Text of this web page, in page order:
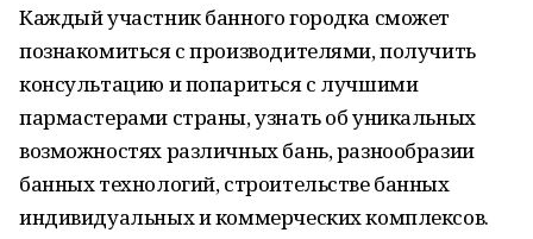
Каждый участник банного городка сможет
познакомиться с производителями, получить
консультацию и попариться с лучшими
пармастерами страны, узнать об уникальных
возможностях различных бань, разнообразии
банных технологий, строительстве банных
индивидуальных и коммерческих комплексов.